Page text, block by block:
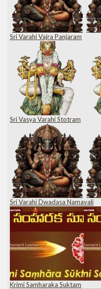
Sri Varahi Vajra Panjaram
Sri Vasya Varahi Stotram
Sri Varahi Dwadasa Namavali
Krimi Samharaka Suktam